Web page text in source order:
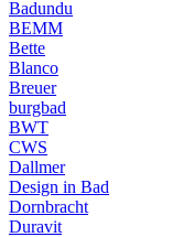
Badundu
BEMM
Bette
Blanco
Breuer
burgbad
BWT
CWS
Dallmer
Design in Bad
Dornbracht
Duravit